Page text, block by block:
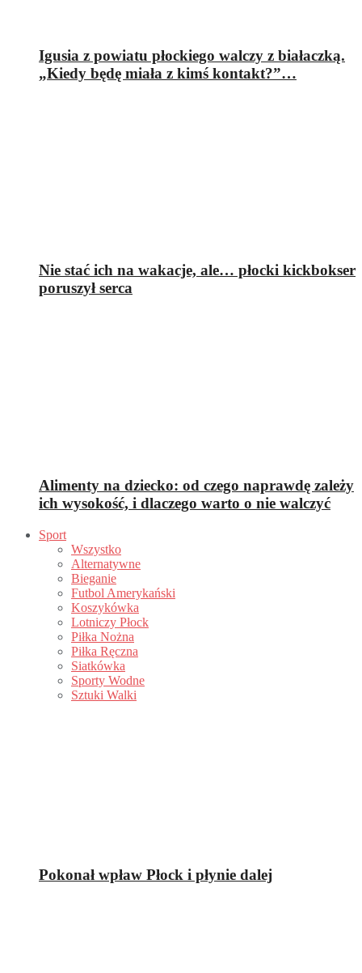
Igusia z powiatu płockiego walczy z białaczką.
„Kiedy będę miała z kimś kontakt?”…
Nie stać ich na wakacje, ale… płocki kickbokser
poruszył serca
Alimenty na dziecko: od czego naprawdę zależy
ich wysokość, i dlaczego warto o nie walczyć
Sport
Wszystko
Alternatywne
Bieganie
Futbol Amerykański
Koszykówka
Lotniczy Płock
Piłka Nożna
Piłka Ręczna
Siatkówka
Sporty Wodne
Sztuki Walki
Pokonał wpław Płock i płynie dalej